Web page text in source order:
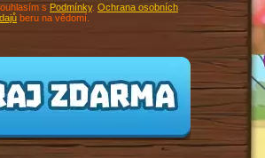
s Podmínky. Ochrana osobních
beru na vědomí.